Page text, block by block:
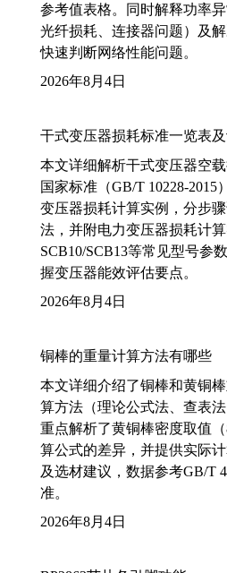
参考值表格。同时解释功率
光纤损耗、连接器问题）及
快速判断网络性能问题。
2026年8月4日
干式变压器损耗标准一览表
本文详细解析干式变压器空
国家标准（GB/T 10228-2015
变压器损耗计算实例，分步
法，并附电力变压器损耗计
SCB10/SCB13等常见型号参
握变压器能效评估要点。
2026年8月4日
铜棒的重量计算方法有哪些
本文详细介绍了铜棒和黄铜
算方法（理论公式法、查表
重点解析了黄铜棒密度取值（
算公式的差异，并提供实际
及选材建议，数据参考GB/T
准。
2026年8月4日